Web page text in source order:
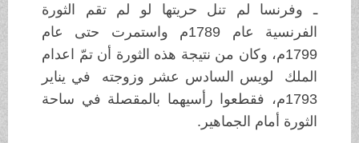
ـ وفرنسا لم تنل حريتها لو لم تقم الثورة
الفرنسية عام 1789م واستمرت حتى عام
1799م، وكان من نتيجة هذه الثورة أن تمّ اعدام
الملك لويس السادس عشر وزوجته في يناير
1793م، فقطعوا رأسيهما بالمقصلة في ساحة
الثورة أمام الجماهير.